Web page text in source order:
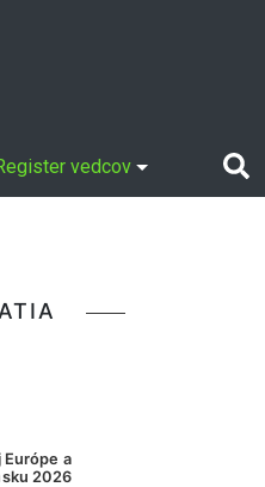
vedcov
Európe a
2026